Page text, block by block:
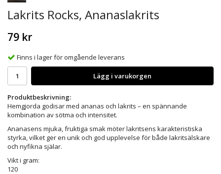
Lakrits Rocks, Ananaslakrits
79 kr
Finns i lager för omgående leverans
Lägg i varukorgen
Produktbeskrivning:
Hemgjorda godisar med ananas och lakrits – en spännande
kombination av sötma och intensitet.
Ananasens mjuka, fruktiga smak möter lakritsens karakteristiska
styrka, vilket ger en unik och god upplevelse för både lakritsälskare
och nyfikna själar.
Vikt i gram:
120